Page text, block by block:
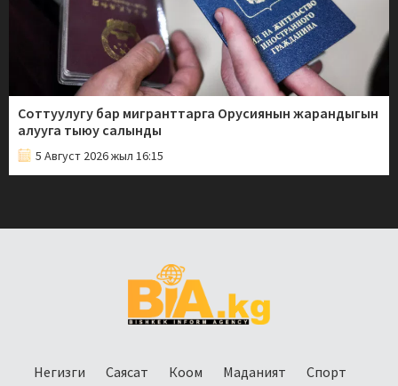
Соттуулугу бар мигранттарга Орусиянын жарандыгын
алууга тыюу салынды
5 Август 2026 жыл 16:15
Негизги Саясат Коом Маданият Спорт